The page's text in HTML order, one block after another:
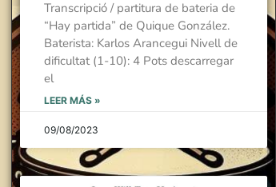
Transcripció / partitura de bateria de
“Hay partida” de Quique González.
Baterista: Karlos Arancegui Nivell de
dificultat (1-10): 4 Pots descarregar
el
LEER MÁS »
09/08/2023